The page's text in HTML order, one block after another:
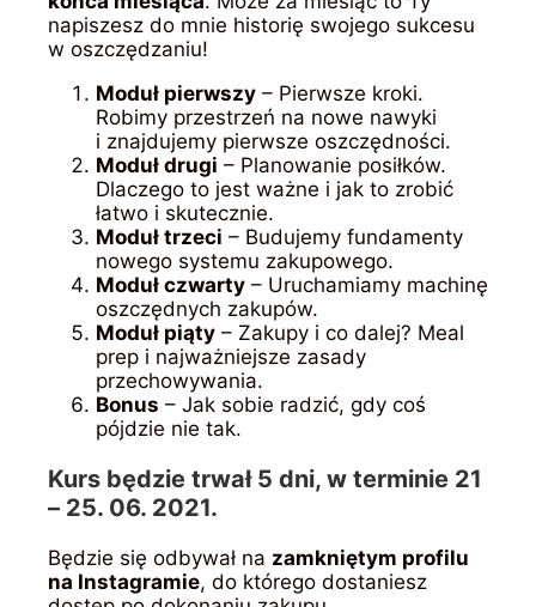
napiszesz do mnie historię swojego sukcesu
w oszczędzaniu!
Moduł pierwszy – Pierwsze kroki.
Robimy przestrzeń na nowe nawyki
i znajdujemy pierwsze oszczędności.
Moduł drugi – Planowanie posiłków.
Dlaczego to jest ważne i jak to zrobić
łatwo i skutecznie.
Moduł trzeci – Budujemy fundamenty
nowego systemu zakupowego.
Moduł czwarty – Uruchamiamy machinę
oszczędnych zakupów.
Moduł piąty – Zakupy i co dalej? Meal
prep i najważniejsze zasady
przechowywania.
Bonus – Jak sobie radzić, gdy coś
pójdzie nie tak.
Kurs będzie trwał 5 dni, w terminie 21
– 25. 06. 2021.
Będzie się odbywał na zamkniętym profilu
na Instagramie, do którego dostaniesz